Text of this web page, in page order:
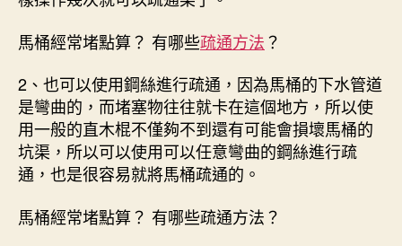
馬桶經常堵點算？ 有哪些疏通方法？
2、也可以使用鋼絲進行疏通，因為馬桶的下水管道
是彎曲的，而堵塞物往往就卡在這個地方，所以使
用一般的直木棍不僅夠不到還有可能會損壞馬桶的
坑渠，所以可以使用可以任意彎曲的鋼絲進行疏
通，也是很容易就將馬桶疏通的。
馬桶經常堵點算？ 有哪些疏通方法？